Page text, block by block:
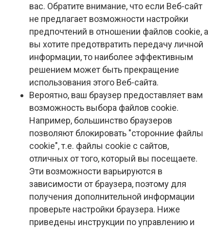
вас. Обратите внимание, что если Веб-сайт
не предлагает возможности настройки
предпочтений в отношении файлов cookie, а
вы хотите предотвратить передачу личной
информации, то наиболее эффективным
решением может быть прекращение
использования этого Веб-сайта.
Вероятно, ваш браузер предоставляет вам
возможность выбора файлов cookie.
Например, большинство браузеров
позволяют блокировать "сторонние файлы
cookie", т.е. файлы cookie с сайтов,
отличных от того, который вы посещаете.
Эти возможности варьируются в
зависимости от браузера, поэтому для
получения дополнительной информации
проверьте настройки браузера. Ниже
приведены инструкции по управлению и